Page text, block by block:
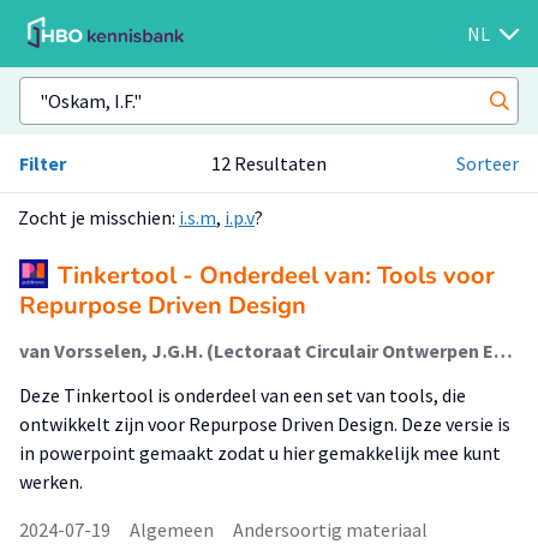
NL
Filter 12 Resultaten Sorteer
Zocht je misschien: i.s.m, i.p.v?
Tinkertool - Onderdeel van: Tools voor
Repurpose Driven Design
van Vorsselen, J.G.H. (Lectoraat Circulair Ontwerpen En Ondernemen); de Leede, A.L.M.; Oskam, I.F. (Lectoraat Circulair Ontwerpen En Ondernemen); Snäll, B. (Lectoraat Circulair Ontwerpen En Ondernemen)
Deze Tinkertool is onderdeel van een set van tools, die
ontwikkelt zijn voor Repurpose Driven Design. Deze versie is
in powerpoint gemaakt zodat u hier gemakkelijk mee kunt
werken.
2024-07-19
Algemeen Andersoortig materiaal